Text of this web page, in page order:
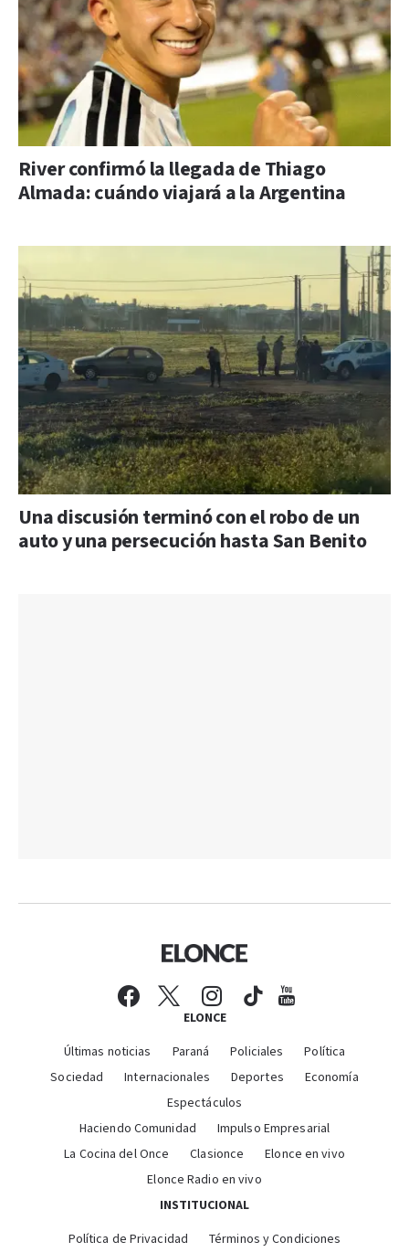
River confirmó la llegada de Thiago
Almada: cuándo viajará a la Argentina
Una discusión terminó con el robo de un
auto y una persecución hasta San Benito
ELONCE
Últimas noticias Paraná Policiales
Política
Sociedad
Internacionales Deportes
Economía
Espectáculos
Haciendo Comunidad
Impulso Empresarial
La Cocina del Once
Clasionce
Elonce en vivo
Elonce Radio en vivo
INSTITUCIONAL
Política de Privacidad Términos y Condiciones